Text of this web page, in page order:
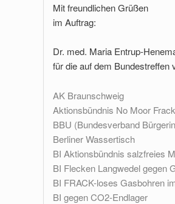
Mit freundlichen Grüßen
im Auftrag:
Dr. med. Maria Entrup-
für die auf dem Bundestreffen
AK Braunschweig
Aktionsbündnis No Moor
BBU (Bundesverband
Berliner Wassertisch
BI Aktionsbündnis salzfreies
BI Flecken Langwedel gegen
BI FRACK-loses Gasbohren
BI gegen CO2-Endlager